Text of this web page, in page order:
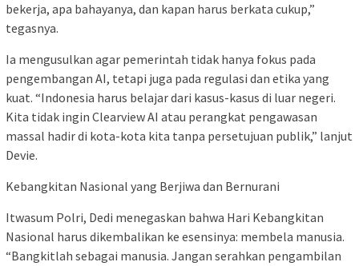
bekerja, apa bahayanya, dan kapan harus berkata cukup,”
tegasnya.
Ia mengusulkan agar pemerintah tidak hanya fokus pada
pengembangan AI, tetapi juga pada regulasi dan etika yang
kuat. “Indonesia harus belajar dari kasus-kasus di luar negeri.
Kita tidak ingin Clearview AI atau perangkat pengawasan
massal hadir di kota-kota kita tanpa persetujuan publik,” lanjut
Devie.
Kebangkitan Nasional yang Berjiwa dan Bernurani
Itwasum Polri, Dedi menegaskan bahwa Hari Kebangkitan
Nasional harus dikembalikan ke esensinya: membela manusia.
“Bangkitlah sebagai manusia. Jangan serahkan pengambilan